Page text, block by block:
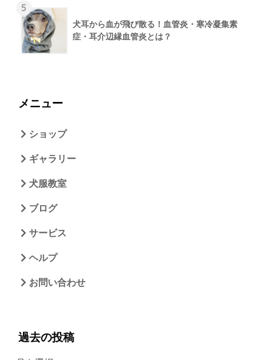
5
犬耳から血が飛び散る！血管炎・寒冷凝集素
症・耳介辺縁血管炎とは？
メニュー
ショップ
ギャラリー
犬服教室
ブログ
サービス
ヘルプ
お問い合わせ
過去の投稿